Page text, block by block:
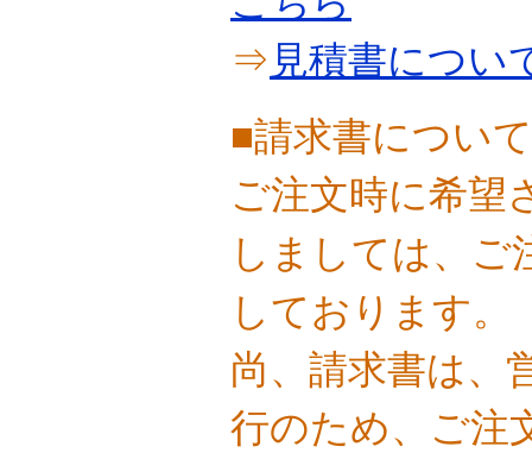
⇒ 見積書につい
■請求書について
ご注文時に希望
しましては、ご
しております。
尚、請求書は、
行のため、ご注